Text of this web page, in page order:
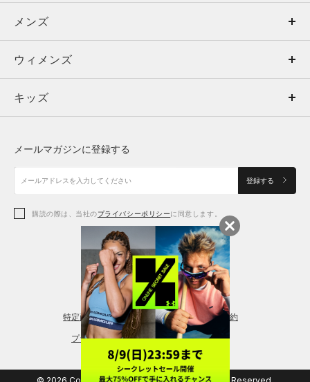
メンズ
ウィメンズ
キッズ
アクセサリー
メンズ
トップス
ボトムス
アクセサリー
ウィメンズ
トップス
シューズ
アクセサリー
レギンス＆タイツ
キッズ
シューズ
メールマガジンに登録する
登録する
購読の際は、当社のプライバシーポリシーに同意します。
特定商取引法に基づく通販の表記 会員規約
プライバシーポリシー